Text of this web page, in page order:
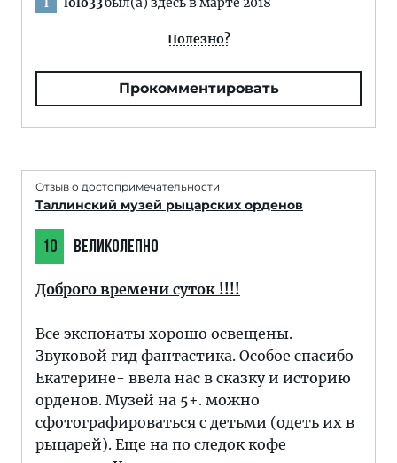
Полезно?
Прокомментировать
Отзыв о достопримечательности
Таллинский музей рыцарских орденов
10 ВЕЛИКОЛЕПНО
Доброго времени суток !!!!
Все экспонаты хорошо освещены.
Звуковой гид фантастика. Особое спасибо
Екатерине- ввела нас в сказку и историю
орденов. Музей на 5+. можно
сфотографироваться с детьми (одеть их в
рыцарей). Еще на по следок кофе